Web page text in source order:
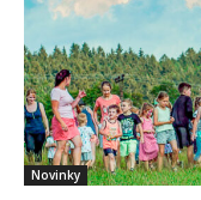
Novinky